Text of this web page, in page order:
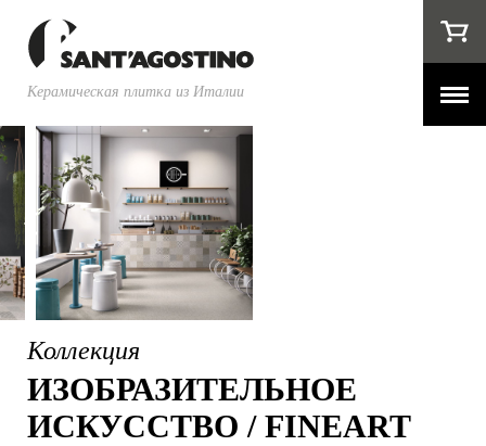
Керамическая плитка из Италии
Коллекция
ИЗОБРАЗИТЕЛЬНОЕ
ИСКУССТВО / FINEART